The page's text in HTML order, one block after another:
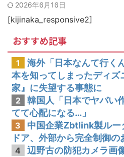
2026年6月16日
[kijinaka_responsive2]
おすすめ記事
1
海外「日本なんて行く
本を知ってしまったディズ
家』に失望する事態に
2
韓国人「日本でヤバい
てて心配になる…」
3
中国企業Zbtlink製ルー
ドア、外部から完全制御の
4
辺野古の防犯カメラ画